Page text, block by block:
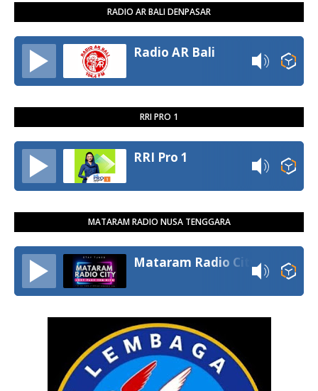
RADIO AR BALI DENPASAR
Radio AR Bali
RRI PRO 1
RRI Pro 1
MATARAM RADIO NUSA TENGGARA
Mataram Radio City